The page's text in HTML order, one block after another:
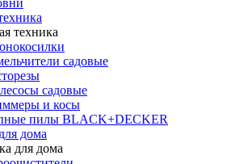
техника
садовые
садовые
и косы
пилы BLACK+DECKER
дома
для дома